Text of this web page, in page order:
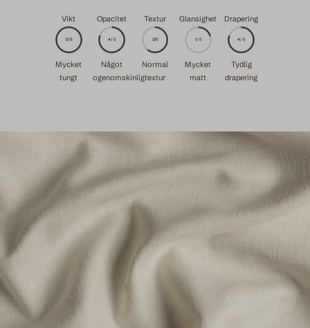
Vikt
5/5
Mycket
tungt
Opacitet
4/5
Något
ogenomskinlig
Textur
3/5
Normal
textur
Glansighet
1/5
Mycket
matt
Drapering
4/5
Tydlig
drapering